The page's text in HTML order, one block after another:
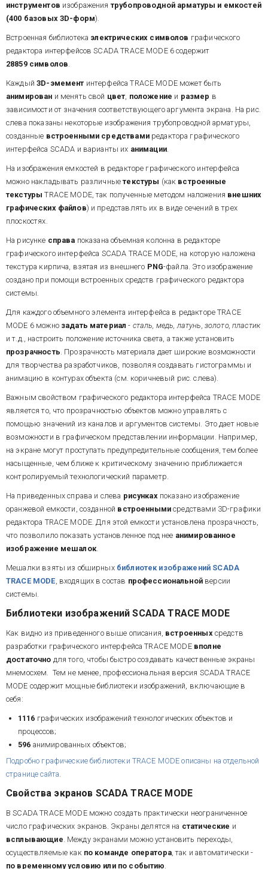
инструментов изображениятрубопроводной арматуры и емкостей
(400 базовых 3D-форм).
Встроенная библиотека электрических символов графического
редактора интерфейсов SCADA TRACE MODE 6 содержит
28859символов.
Каждый3D-эмемент интерфейса TRACE MODE может быть
анимирован и менять свой цвет, положение и размер в
зависимости от значения соответствующего аргумента экрана. На рис.
слева показаны некоторые изображения трубопроводной арматуры,
созданные встроенными средствамиредактора графического
интерфейса SCADA и варианты их анимации.
На изображения емкостей в редакторе графического интерфейса
можно накладывать различныетекстуры (как встроенные
текстурыTRACE MODE, так полученные методом наложения внешних
графических файлов) и представлять их в виде сечений в трех
плоскостях.
На рисунке справа показана объемная колонна в редакторе
графического интерфейса SCADA TRACE MODE, на которую наложена
текстура кирпича, взятая из внешнего PNG-файла. Это изображение
создано при помощи встроенных средств графического редактора
системы.
Для каждого объемного элемента интерфейса в редакторе TRACE
MODE 6 можно задать материал- сталь, медь, латунь, золото, пластик
и т.д., настроить положение источника света, а также установить
прозрачность. Прозрачность материала дает широкие возможности
для творчества разработчиков, позволяя создавать гистограммы и
анимацию в контурах объекта (см. коричневый рис. слева).
Важным свойством графического редактора интерфейса TRACE MODE
является то, что прозрачностью объектов можно управлять с
помощью значений из каналов и аргументов системы. Это дает новые
возможности в графическом представлении информации. Например,
на экране могут проступать предупредительные сообщения, тем более
насыщенные, чем ближе к критическому значению приближается
контролируемый технологический параметр.
На приведенных справа и слева рисунках показано изображение
оранжевой емкости, созданной встроеннымисредствами 3D-графики
редактора TRACE MODE. Для этой емкости установлена прозрачность,
что позволило показать установленное под нее анимированное
изображение мешалок.
Мешалки взяты из обширных библиотек изображений SCADA
TRACE MODE, входящих в состав профессиональной версии
системы.
Библиотеки изображений SCADA TRACE MODE
Как видно из приведенного выше описания, встроенных средств
разработки графического интерфейса TRACE MODEвполне
достаточно для того, чтобы быстро создавать качественные экраны
мнемосхем. Тем не менее, профессиональная версия SCADA TRACE
MODE содержит мощные библиотеки изображений, включающие в
себя:
1116 графических изображений технологических объектов и
процессов;
596 анимированных объектов;
Подробно графические библиотеки TRACE MODE описаны на отдельной
странице сайта.
Свойства экранов SCADA TRACE MODE
В SCADA TRACE MODE можно создать практически неограниченное
число графических экранов. Экраны делятся на статические и
всплывающие. Между экранами можно установить переходы,
осуществляемые как по команде оператора, так и автоматически -
по временному условию или по событию.